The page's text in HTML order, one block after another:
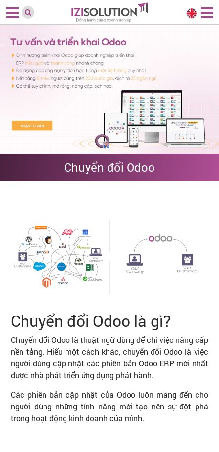
Chuyển đổi Odoo
Chuyển đổi Odoo là gì?
Chuyển đổi Odoo là thuật ngữ dùng để chỉ việc nâng cấp
nền tảng. Hiểu một cách khác, chuyển đổi Odoo là việc
người dùng cập nhật các phiên bản Odoo ERP mới nhất
được nhà phát triển ứng dụng phát hành.
Các phiên bản cập nhật của Odoo luôn mang đến cho
người dùng những tính năng mới tạo nên sự đột phá
trong hoạt động kinh doanh của mình.